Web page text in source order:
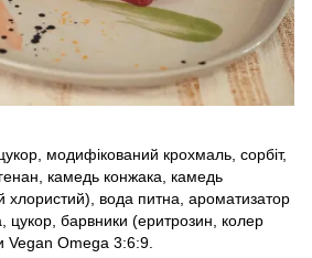
модифікований крохмаль, сорбіт,
камедь конжака, камедь
хлористий), вода питна, ароматизатор
цукор, барвники (еритрозин, колер
Vegan Omega 3:6:9.